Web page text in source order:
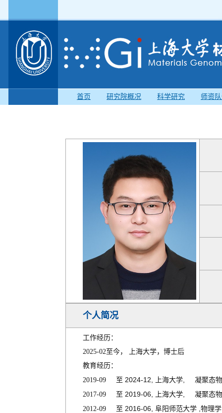
首页 研究院概况 科学研究 师资
个人简况
工作经历：
2025-02至今， 上海大学，博士后
教育经历：
2019-09 至 2024-12, 上海大学
凝聚态
2017-09 至 2019-06, 上海大学
凝聚态
2012-09 至 2016-06,阜阳师范大学 ,物理